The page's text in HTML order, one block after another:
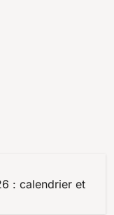
: calendrier et